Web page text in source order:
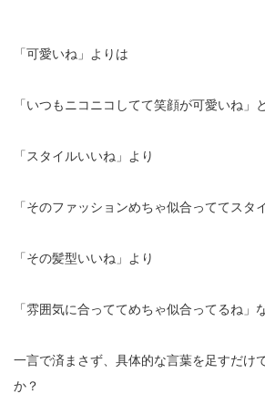
「可愛いね」よりは
「いつもニコニコしてて笑顔が可愛いね」
「スタイルいいね」より
「そのファッションめちゃ似合っててスタ
「その髪型いいね」より
「雰囲気に合っててめちゃ似合ってるね」
一言で済まさず、具体的な言葉を足すだけ
か？